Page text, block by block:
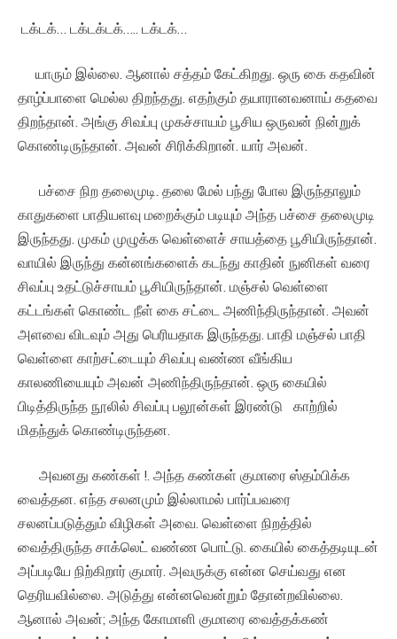
டக்டக்… டக்டக்டக்….. டக்டக்…
யாரும் இல்லை. ஆனால் சத்தம் கேட்கிறது. ஒரு கை கதவின்
தாழ்ப்பாளை மெல்ல திறந்தது. எதற்கும் தயாரானவனாய் கதவை
திறந்தான். அங்கு சிவப்பு முகச்சாயம் பூசிய ஒருவன் நின்றுக்
கொண்டிருந்தான். அவன் சிரிக்கிறான். யார் அவன்.
பச்சை நிற தலைமுடி. தலை மேல் பந்து போல இருந்தாலும்
காதுகளை பாதியளவு மறைக்கும் படியும் அந்த பச்சை தலைமுடி
இருந்தது. முகம் முழுக்க வெள்ளைச் சாயத்தை பூசியிருந்தான்.
வாயில் இருந்து கன்னங்களைக் கடந்து காதின் நுனிகள் வரை
சிவப்பு உதட்டுச்சாயம் பூசியிருந்தான். மஞ்சல் வெள்ளை
கட்டங்கள் கொண்ட நீள் கை சட்டை அணிந்திருந்தான். அவன்
அளவை விடவும் அது பெரியதாக இருந்தது. பாதி மஞ்சல் பாதி
வெள்ளை காற்சட்டையும் சிவப்பு வண்ண வீங்கிய
காலணியையும் அவன் அணிந்திருந்தான். ஒரு கையில்
பிடித்திருந்த நூலில் சிவப்பு பலூன்கள் இரண்டு காற்றில்
மிதந்துக் கொண்டிருந்தன.
அவனது கண்கள் !. அந்த கண்கள் குமாரை ஸ்தம்பிக்க
வைத்தன. எந்த சலனமும் இல்லாமல் பார்ப்பவரை
சலனப்படுத்தும் விழிகள் அவை. வெள்ளை நிறத்தில்
வைத்திருந்த சாக்லெட் வண்ண பொட்டு. கையில் கைத்தடியுடன்
அப்படியே நிற்கிறார் குமார். அவருக்கு என்ன செய்வது என
தெரியவில்லை. அடுத்து என்னவென்றும் தோன்றவில்லை.
ஆனால் அவன்; அந்த கோமாளி குமாரை வைத்தக்கண்